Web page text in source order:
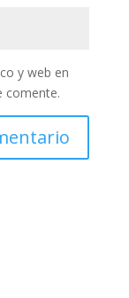
y web en
comente.